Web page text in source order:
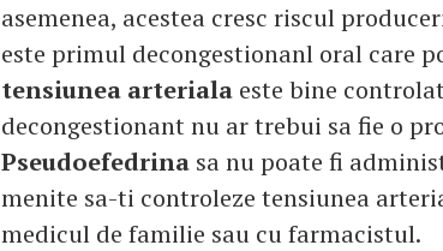
asemenea, acestea cresc riscul
este primul decongestionanl oral care
tensiunea arteriala este bine
decongestionant nu ar trebui sa fie o
Pseudoefedrina sa nu poate fi
menite sa-ti controleze tensiunea
medicul de familie sau cu farmacistul.